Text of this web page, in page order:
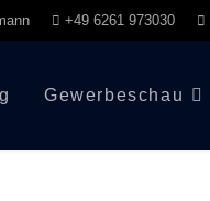
+49 6261 973030
Gewerbeschau